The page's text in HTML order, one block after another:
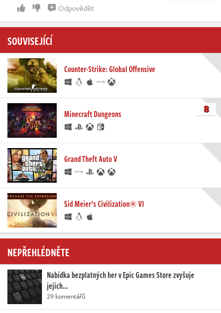
Odpovědět
SOUVISEJÍCÍ
Counter-Strike: Global Offensive
Minecraft Dungeons 8
Grand Theft Auto V
Sid Meier’s Civilization® VI
NEPŘEHLÉDNĚTE
Nabídka bezplatných her v Epic Games Store zvyšuje
jejich…
29 komentářů